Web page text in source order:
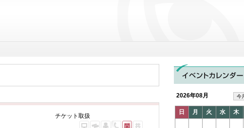
チケット取扱
2026年08月 今
日 月 火 水 木